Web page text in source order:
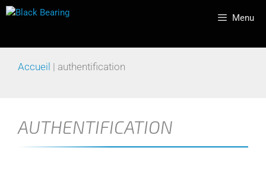
Menu
Accueil | authentification
AUTHENTIFICATION